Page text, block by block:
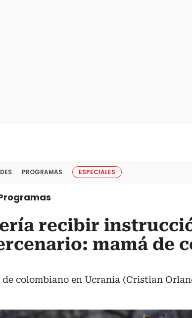
PROGRAMAS ESPECIALES
recibir
mamá de
colombiano en Ucrania (Cristian